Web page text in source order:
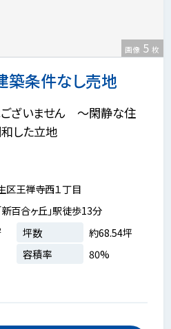
築条件なし売地
画像 5 枚
ざいません ～閑静な住
した立地
区王禅寺西１丁目
百合ヶ丘」駅徒歩13分
坪数
約68.54坪
容積率 80%